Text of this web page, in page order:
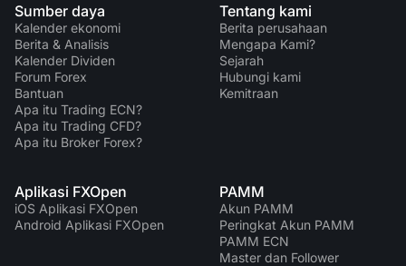
Sumber daya
Kalender ekonomi
Berita & Analisis
Kalender Dividen
Forum Forex
Bantuan
Apa itu Trading ECN?
Apa itu Trading CFD?
Apa itu Broker Forex?
Tentang kami
Berita perusahaan
Mengapa Kami?
Sejarah
Hubungi kami
Kemitraan
Aplikasi FXOpen
iOS Aplikasi FXOpen
Android Aplikasi FXOpen
PAMM
Akun PAMM
Peringkat Akun PAMM
PAMM ECN
Master dan Follower